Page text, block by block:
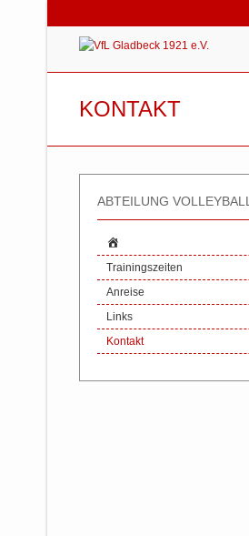
KONTAKT
ABTEILUNG VOLLEYBALL
Trainingszeiten
Anreise
Links
Kontakt